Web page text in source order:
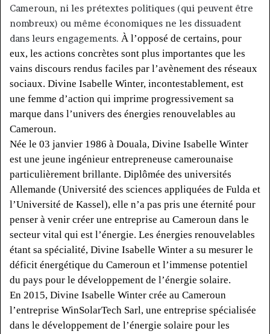
Cameroun, ni les prétextes politiques (qui peuvent être
nombreux) ou même économiques ne les dissuadent
dans leurs engagements. À l’opposé de certains, pour
eux, les actions concrètes sont plus importantes que les
vains discours rendus faciles par l’avènement des réseaux
sociaux. Divine Isabelle Winter, incontestablement, est
une femme d’action qui imprime progressivement sa
marque dans l’univers des énergies renouvelables au
Cameroun.
Née le 03 janvier 1986 à Douala, Divine Isabelle Winter
est une jeune ingénieur entrepreneuse camerounaise
particulièrement brillante. Diplômée des universités
Allemande (Université des sciences appliquées de Fulda et
l’Université de Kassel), elle n’a pas pris une éternité pour
penser à venir créer une entreprise au Cameroun dans le
secteur vital qui est l’énergie. Les énergies renouvelables
étant sa spécialité, Divine Isabelle Winter a su mesurer le
déficit énergétique du Cameroun et l’immense potentiel
du pays pour le développement de l’énergie solaire.
En 2015, Divine Isabelle Winter crée au Cameroun
l’entreprise WinSolarTech Sarl, une entreprise spécialisée
dans le développement de l’énergie solaire pour les